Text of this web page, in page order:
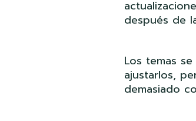
después de
Los temas
ajustarlos,
demasiado